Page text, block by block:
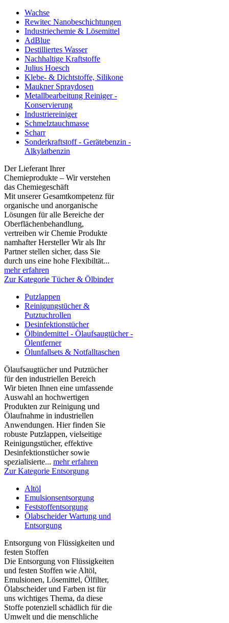
Wachse
Rewitec Nanobeschichtungen
Industriechemie & Lösemittel
AdBlue
Destilliertes Wasser
Nachhaltige Kraftstoffe
Julius Hoesch
Klebe- & Dichtstoffe, Silikone
Maukner Spraydosen
Metallbearbeitung Reiniger -
Konservierung
Industriereiniger
Schmelztauchmasse
Scharr
Sonderkraftstoff - Gerätebenzin -
Alkylatbenzin
Der Lieferant Ihrer
Chemieprodukte – Wir verstehen
das Chemiegeschäft
Mit unserer Gesamtkompetenz für
organische und anorganische
Lösungen für alle Bereiche der
Oberflächenbehandlung,
vertreiben wir Chemie Produkte
namhafter Hersteller Wir als Ihr
Partner stellen sicher, dass Sie
durch uns eine hohe Flexibiltät...
mehr erfahren
Zur Kategorie Tücher & Ölbinder
Putzlappen
Reinigungstücher &
Putztuchrollen
Desinfektionstücher
Ölbindemittel - Ölaufsaugtücher -
Ölentferner
Ölunfallsets & Notfalltaschen
Ölaufsaugtücher und Putztücher
für den industriellen Bereich
Wir bieten Ihnen eine umfassende
Auswahl an hochwertigen
Produkten zur Reinigung und
Ölaufnahme in industriellen
Anwendungen. Hier finden Sie
robuste Putzlappen, vielseitige
Reinigungstücher, effektive
Desinfektionstücher sowie
spezialisierte... mehr erfahren
Zur Kategorie Entsorgung
Altöl
Emulsionsentsorgung
Feststoffentsorgung
Ölabscheider Wartung und
Entsorgung
Entsorgung von Flüssigkeiten und
festen Stoffen
Die Entsorgung von Flüssigkeiten
und festen Stoffen wie Altöl,
Emulsionen, Lösemittel, Ölfilter,
Ölabscheider und Farben ist für
uns wichtiges Thema, da diese
Stoffe potenziell schädlich für die
Umwelt und die menschliche